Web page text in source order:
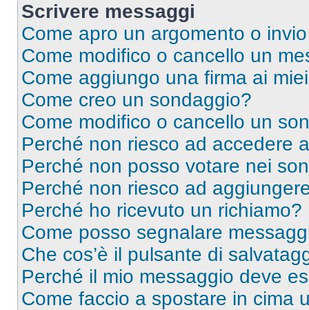
Scrivere messaggi
Come apro un argomento o
Come modifico o cancello un
Come aggiungo una firma ai
Come creo un sondaggio?
Come modifico o cancello un
Perché non riesco ad accedere
Perché non posso votare nei
Perché non riesco ad
Perché ho ricevuto un richiamo?
Come posso segnalare
Che cos’è il pulsante di
Perché il mio messaggio deve
Come faccio a spostare in cima